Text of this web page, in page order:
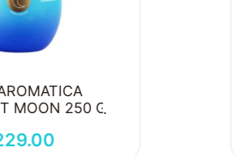
MOON 250 G
.00